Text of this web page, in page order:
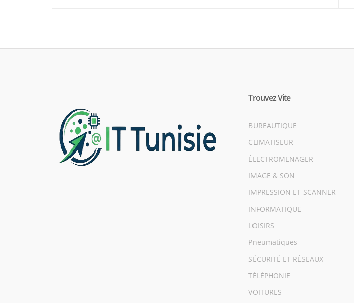
Trouvez Vite
BUREAUTIQUE
CLIMATISEUR
ÉLECTROMENAGER
IMAGE & SON
IMPRESSION ET SCANNER
INFORMATIQUE
LOISIRS
Pneumatiques
SÉCURITÉ ET RÉSEAUX
TÉLÉPHONIE
VOITURES